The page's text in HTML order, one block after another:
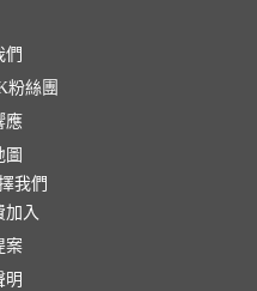
們
粉絲團
應
圖
我們
加入
案
明